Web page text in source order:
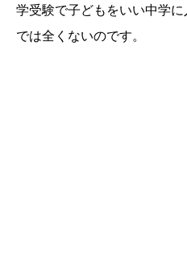
学受験で子どもをいい中学
では全くないのです。